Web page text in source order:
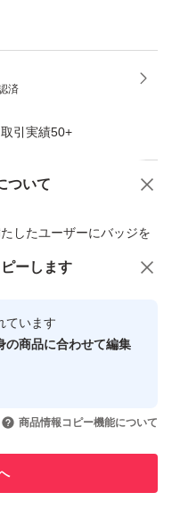
済
取引実績50+
ついて
したユーザーにバッジを
全なユーザーです
了させた実績があります
引実績があります
商品への質問
ーします
ています
の商品に合わせて編集
商品情報コピー機能について